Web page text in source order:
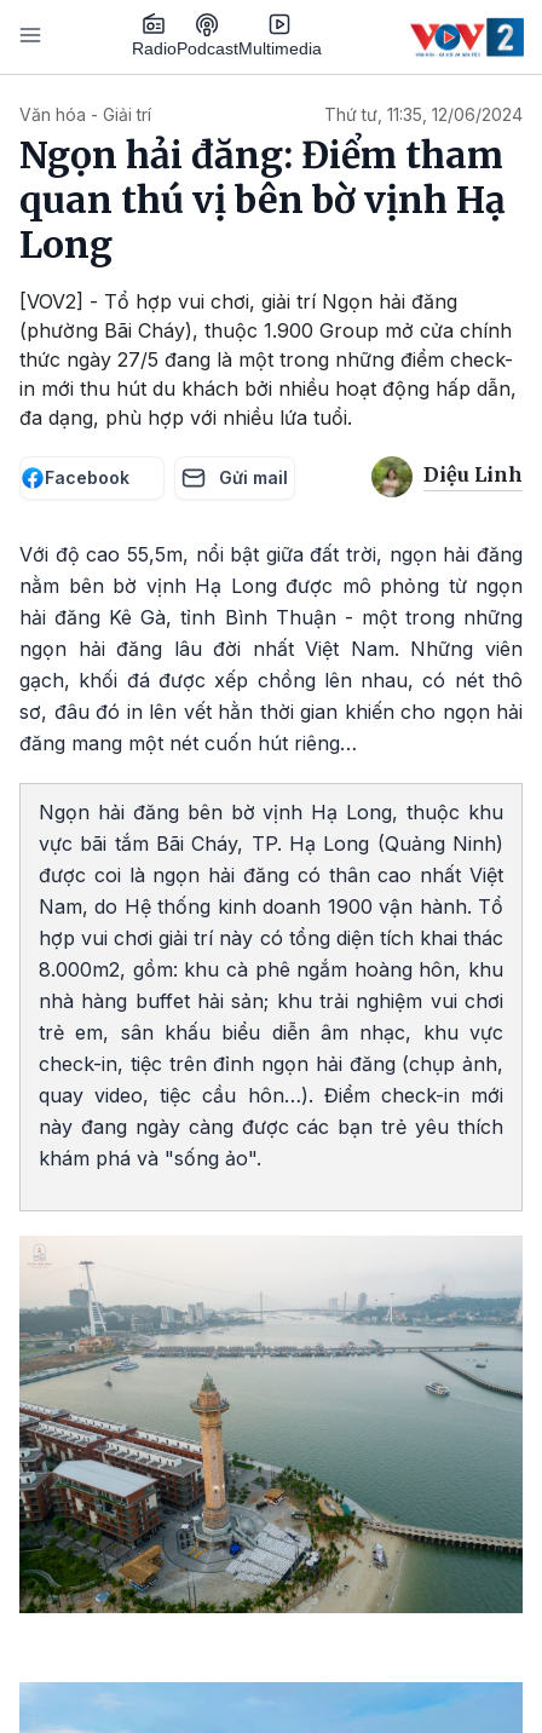
Nhảy đến nội dung
RadioPodcastMultimedia
Văn hóa - Giải trí Thứ tư, 11:35, 12/06/2024
Ngọn hải đăng: Điểm tham
quan thú vị bên bờ vịnh Hạ
Long
[VOV2] - Tổ hợp vui chơi, giải trí Ngọn hải đăng
(phường Bãi Cháy), thuộc 1.900 Group mở cửa chính
thức ngày 27/5 đang là một trong những điểm check-
in mới thu hút du khách bởi nhiều hoạt động hấp dẫn,
đa dạng, phù hợp với nhiều lứa tuổi.
Facebook Gửi mail Diệu Linh
Với độ cao 55,5m, nổi bật giữa đất trời, ngọn hải đăng
nằm bên bờ vịnh Hạ Long được mô phỏng từ ngọn
hải đăng Kê Gà, tỉnh Bình Thuận - một trong những
ngọn hải đăng lâu đời nhất Việt Nam. Những viên
gạch, khối đá được xếp chồng lên nhau, có nét thô
sơ, đâu đó in lên vết hằn thời gian khiến cho ngọn hải
đăng mang một nét cuốn hút riêng…
Ngọn hải đăng bên bờ vịnh Hạ Long, thuộc khu
vực bãi tắm Bãi Cháy, TP. Hạ Long (Quảng Ninh)
được coi là ngọn hải đăng có thân cao nhất Việt
Nam, do Hệ thống kinh doanh 1900 vận hành. Tổ
hợp vui chơi giải trí này có tổng diện tích khai thác
8.000m2, gồm: khu cà phê ngắm hoàng hôn, khu
nhà hàng buffet hải sản; khu trải nghiệm vui chơi
trẻ em, sân khấu biểu diễn âm nhạc, khu vực
check-in, tiệc trên đỉnh ngọn hải đăng (chụp ảnh,
quay video, tiệc cầu hôn…). Điểm check-in mới
này đang ngày càng được các bạn trẻ yêu thích
khám phá và "sống ảo".